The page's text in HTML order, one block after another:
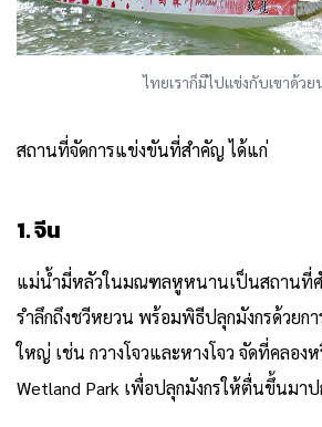
ไทยเราก็มีไปแข่งกับเขาด้ว
สถานที่จัดการแข่งขันที่สำคัญ ได้แก่
1. จีน
แม่น้ำมี่หลัวในมณฑลหูหนานเป็นสถานที่
รำลึกถึงชวีหยวน พร้อมพิธีปลุกมังกรด้วยกา
ใหญ่ เช่น กวางโจวและหางโจว จัดที่คลอง
Wetland Park เพื่อปลุกมังกรให้ตื่นขึ้นมา